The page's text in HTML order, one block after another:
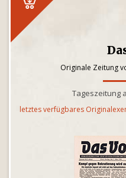
Originale Zeitung
Tageszeitung
letztes verfügbares